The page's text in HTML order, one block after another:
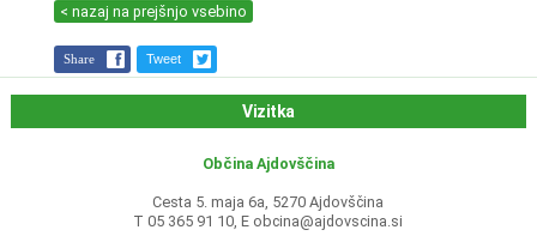
< nazaj na prejšnjo vsebino
Share Tweet
Vizitka
Občina Ajdovščina
Cesta 5. maja 6a, 5270 Ajdovščina
T 05 365 91 10, E obcina@ajdovscina.si